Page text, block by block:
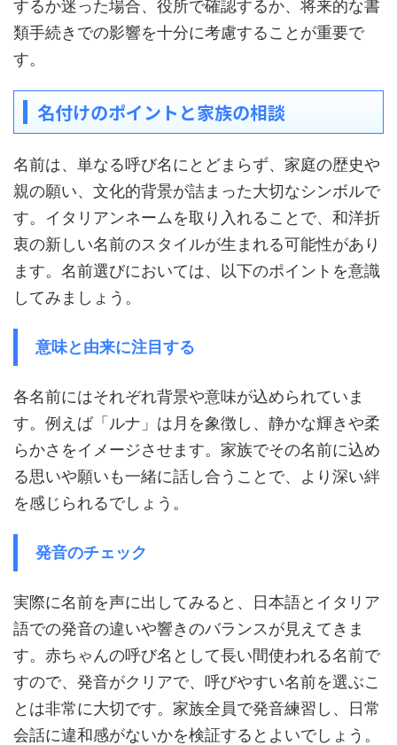
するか迷った場合、役所で確認するか、将来的な書
類手続きでの影響を十分に考慮することが重要で
す。
名付けのポイントと家族の相談
名前は、単なる呼び名にとどまらず、家庭の歴史や
親の願い、文化的背景が詰まった大切なシンボルで
す。イタリアンネームを取り入れることで、和洋折
衷の新しい名前のスタイルが生まれる可能性があり
ます。名前選びにおいては、以下のポイントを意識
してみましょう。
意味と由来に注目する
各名前にはそれぞれ背景や意味が込められていま
す。例えば「ルナ」は月を象徴し、静かな輝きや柔
らかさをイメージさせます。家族でその名前に込め
る思いや願いも一緒に話し合うことで、より深い絆
を感じられるでしょう。
発音のチェック
実際に名前を声に出してみると、日本語とイタリア
語での発音の違いや響きのバランスが見えてきま
す。赤ちゃんの呼び名として長い間使われる名前で
すので、発音がクリアで、呼びやすい名前を選ぶこ
とは非常に大切です。家族全員で発音練習し、日常
会話に違和感がないかを検証するとよいでしょう。